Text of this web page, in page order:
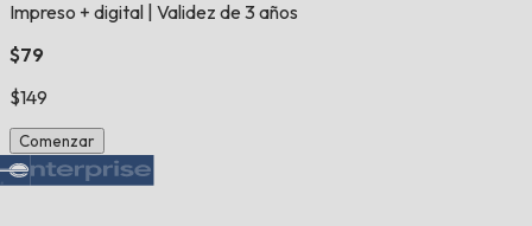
Impreso + digital Validez de 3 años
$79
$149
Comenzar